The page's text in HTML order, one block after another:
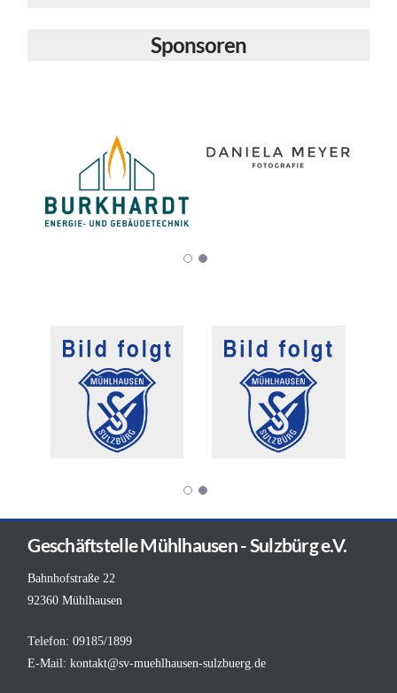
Sponsoren
Geschäftstelle Mühlhausen - Sulzbürg e.V.
Bahnhofstraße 22
92360 Mühlhausen
Telefon: 09185/1899
E-Mail:kontakt@sv-muehlhausen-sulzbuerg.de